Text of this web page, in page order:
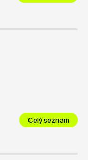
Celý seznam